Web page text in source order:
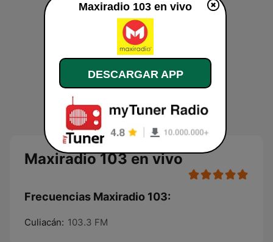
Maxiradio 103 en vivo
Frecuencias Maxiradio 103:
Culiacán: 103.3 FM
Maxiradio 103 en vivo
DESCARGAR APP